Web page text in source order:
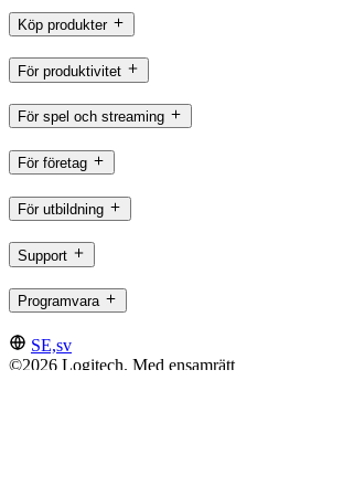
Köp produkter
För produktivitet
För spel och streaming
För företag
För utbildning
Support
Programvara
SE,sv
©2026 Logitech. Med ensamrätt